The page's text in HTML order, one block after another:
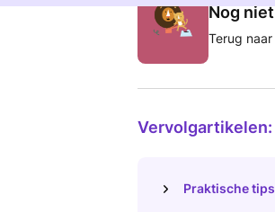
Nog
Terug
Vervolgartikelen:
Praktische